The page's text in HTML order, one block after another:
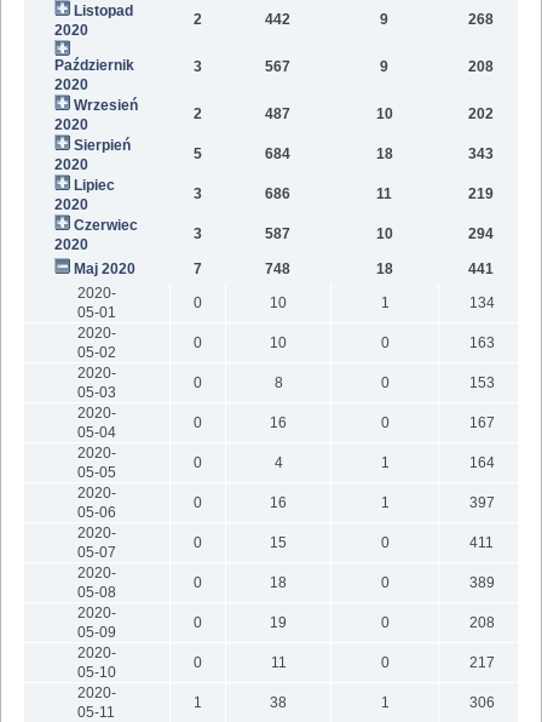
Listopad
2020
2 442 9 268
Październik
2020
3 567 9 208
Wrzesień
2020
2 487 10 202
Sierpień
2020
5 684 18 343
Lipiec
2020
3 686 11 219
Czerwiec
2020
3 587 10 294
Maj 2020 7 748 18 441
2020-
05-01
0 10 1
134
2020-
05-02
0 10 0
163
2020-
05-03
0 8 0
153
2020-
05-04
0 16 0
167
2020-
05-05
0 4 1
164
2020-
05-06
0 16 1
397
2020-
05-07
0 15 0
411
2020-
05-08
0 18 0
389
2020-
05-09
0 19 0
208
2020-
05-10
0 11 0
217
2020-
05-11
1 38 1
306